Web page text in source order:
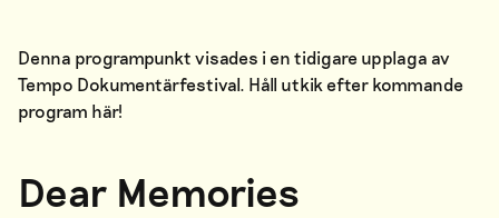
Denna programpunkt visades i en tidigare upplaga av
Tempo Dokumentärfestival. Håll utkik efter kommande
program här!
Dear Memories